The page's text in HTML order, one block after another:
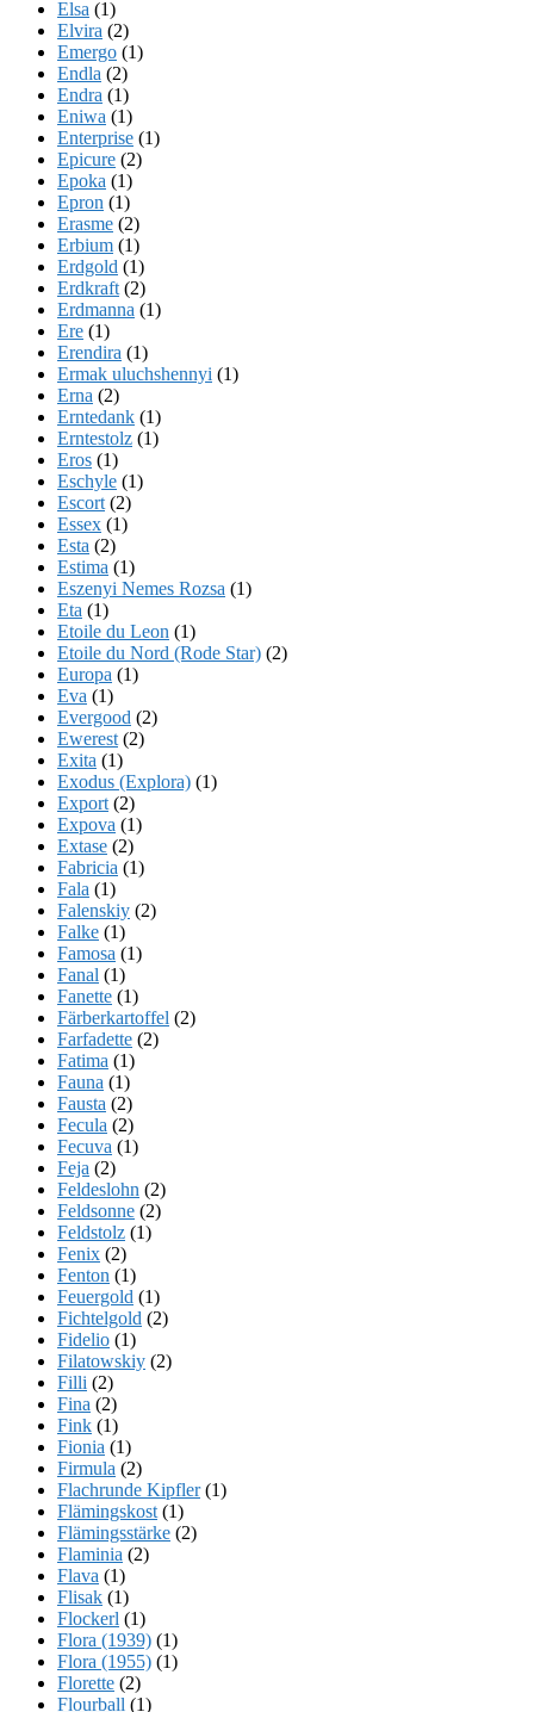
Elsa (1)
Elvira (2)
Emergo (1)
Endla (2)
Endra (1)
Eniwa (1)
Enterprise (1)
Epicure (2)
Epoka (1)
Epron (1)
Erasme (2)
Erbium (1)
Erdgold (1)
Erdkraft (2)
Erdmanna (1)
Ere (1)
Erendira (1)
Ermak uluchshennyi (1)
Erna (2)
Erntedank (1)
Erntestolz (1)
Eros (1)
Eschyle (1)
Escort (2)
Essex (1)
Esta (2)
Estima (1)
Eszenyi Nemes Rozsa (1)
Eta (1)
Etoile du Leon (1)
Etoile du Nord (Rode Star) (2)
Europa (1)
Eva (1)
Evergood (2)
Ewerest (2)
Exita (1)
Exodus (Explora) (1)
Export (2)
Expova (1)
Extase (2)
Fabricia (1)
Fala (1)
Falenskiy (2)
Falke (1)
Famosa (1)
Fanal (1)
Fanette (1)
Färberkartoffel (2)
Farfadette (2)
Fatima (1)
Fauna (1)
Fausta (2)
Fecula (2)
Fecuva (1)
Feja (2)
Feldeslohn (2)
Feldsonne (2)
Feldstolz (1)
Fenix (2)
Fenton (1)
Feuergold (1)
Fichtelgold (2)
Fidelio (1)
Filatowskiy (2)
Filli (2)
Fina (2)
Fink (1)
Fionia (1)
Firmula (2)
Flachrunde Kipfler(1)
Flämingskost (1)
Flämingsstärke (2)
Flaminia (2)
Flava (1)
Flisak (1)
Flockerl (1)
Flora (1939) (1)
Flora (1955) (1)
Florette (2)
Flourball (1)